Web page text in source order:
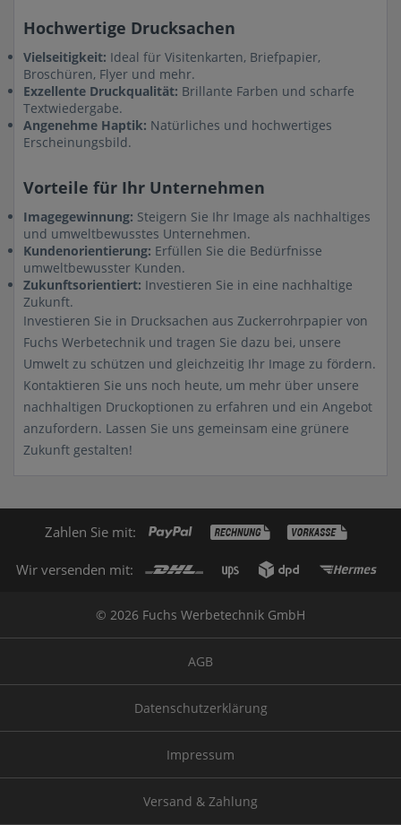
Hochwertige Drucksachen
Vielseitigkeit: Ideal für Visitenkarten, Briefpapier,
Broschüren, Flyer und mehr.
Exzellente Druckqualität: Brillante Farben und scharfe
Textwiedergabe.
Angenehme Haptik: Natürliches und hochwertiges
Erscheinungsbild.
Vorteile für Ihr Unternehmen
Imagegewinnung: Steigern Sie Ihr Image als nachhaltiges
und umweltbewusstes Unternehmen.
Kundenorientierung: Erfüllen Sie die Bedürfnisse
umweltbewusster Kunden.
Zukunftsorientiert: Investieren Sie in eine nachhaltige
Zukunft.
Investieren Sie in Drucksachen aus Zuckerrohrpapier von
Fuchs Werbetechnik und tragen Sie dazu bei, unsere
Umwelt zu schützen und gleichzeitig Ihr Image zu fördern.
Kontaktieren Sie uns noch heute, um mehr über unsere
nachhaltigen Druckoptionen zu erfahren und ein Angebot
anzufordern. Lassen Sie uns gemeinsam eine grünere
Zukunft gestalten!
Zahlen Sie mit:
Wir versenden mit:
© 2026 Fuchs Werbetechnik GmbH
AGB
Datenschutzerklärung
Impressum
Versand & Zahlung